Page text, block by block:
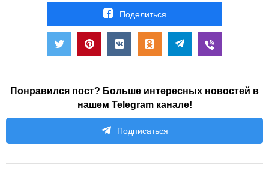
Поделиться
Понравился пост? Больше интересных новостей в
нашем Telegram канале!
Подписаться